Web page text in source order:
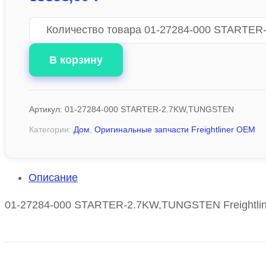
Количество товара 01-27284-000
В корзину
Артикул: 01-27284-000 STARTER-2.7KW,TUNGSTEN
Категории: Дом, Оригинальные запчасти Freightliner OEM
Описание
01-27284-000 STARTER-2.7KW,TUNGSTEN